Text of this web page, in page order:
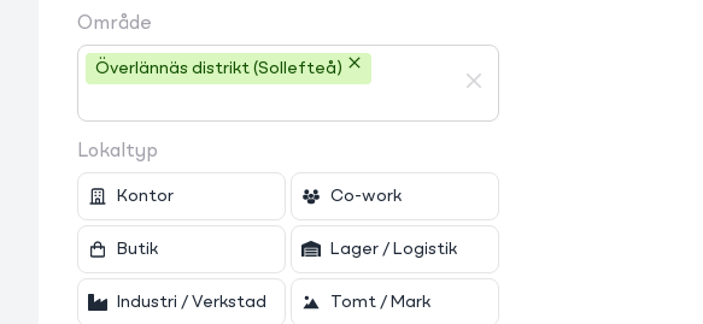
Område
Överlännäs distrikt (Sollefteå)
Lokaltyp
Kontor Co-work
Butik Lager / Logistik
Industri / Verkstad Tomt / Mark